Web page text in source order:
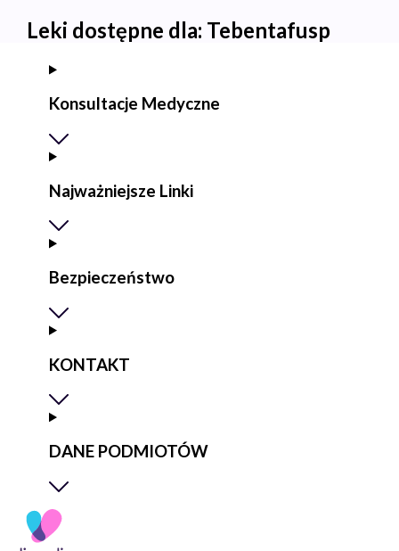
Leki dostępne dla: Tebentafusp
Konsultacje Medyczne
Najważniejsze Linki
Bezpieczeństwo
KONTAKT
DANE PODMIOTÓW